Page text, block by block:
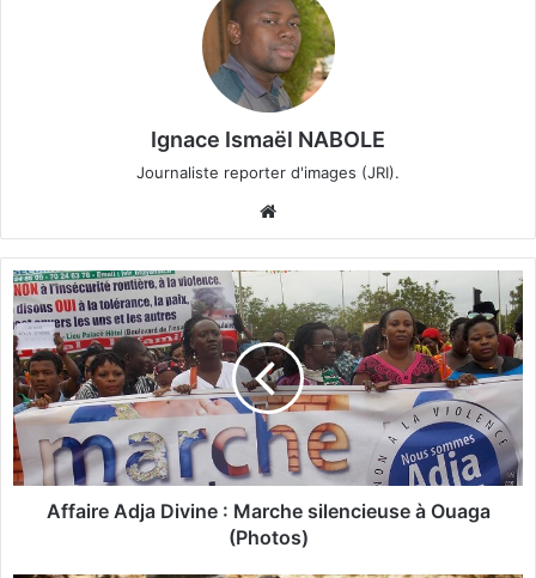
Ignace Ismaël NABOLE
Journaliste reporter d'images (JRI).
bsi
te
A
f
f
a
i
r
e
A
d
Affaire Adja Divine : Marche silencieuse à Ouaga
(Photos)